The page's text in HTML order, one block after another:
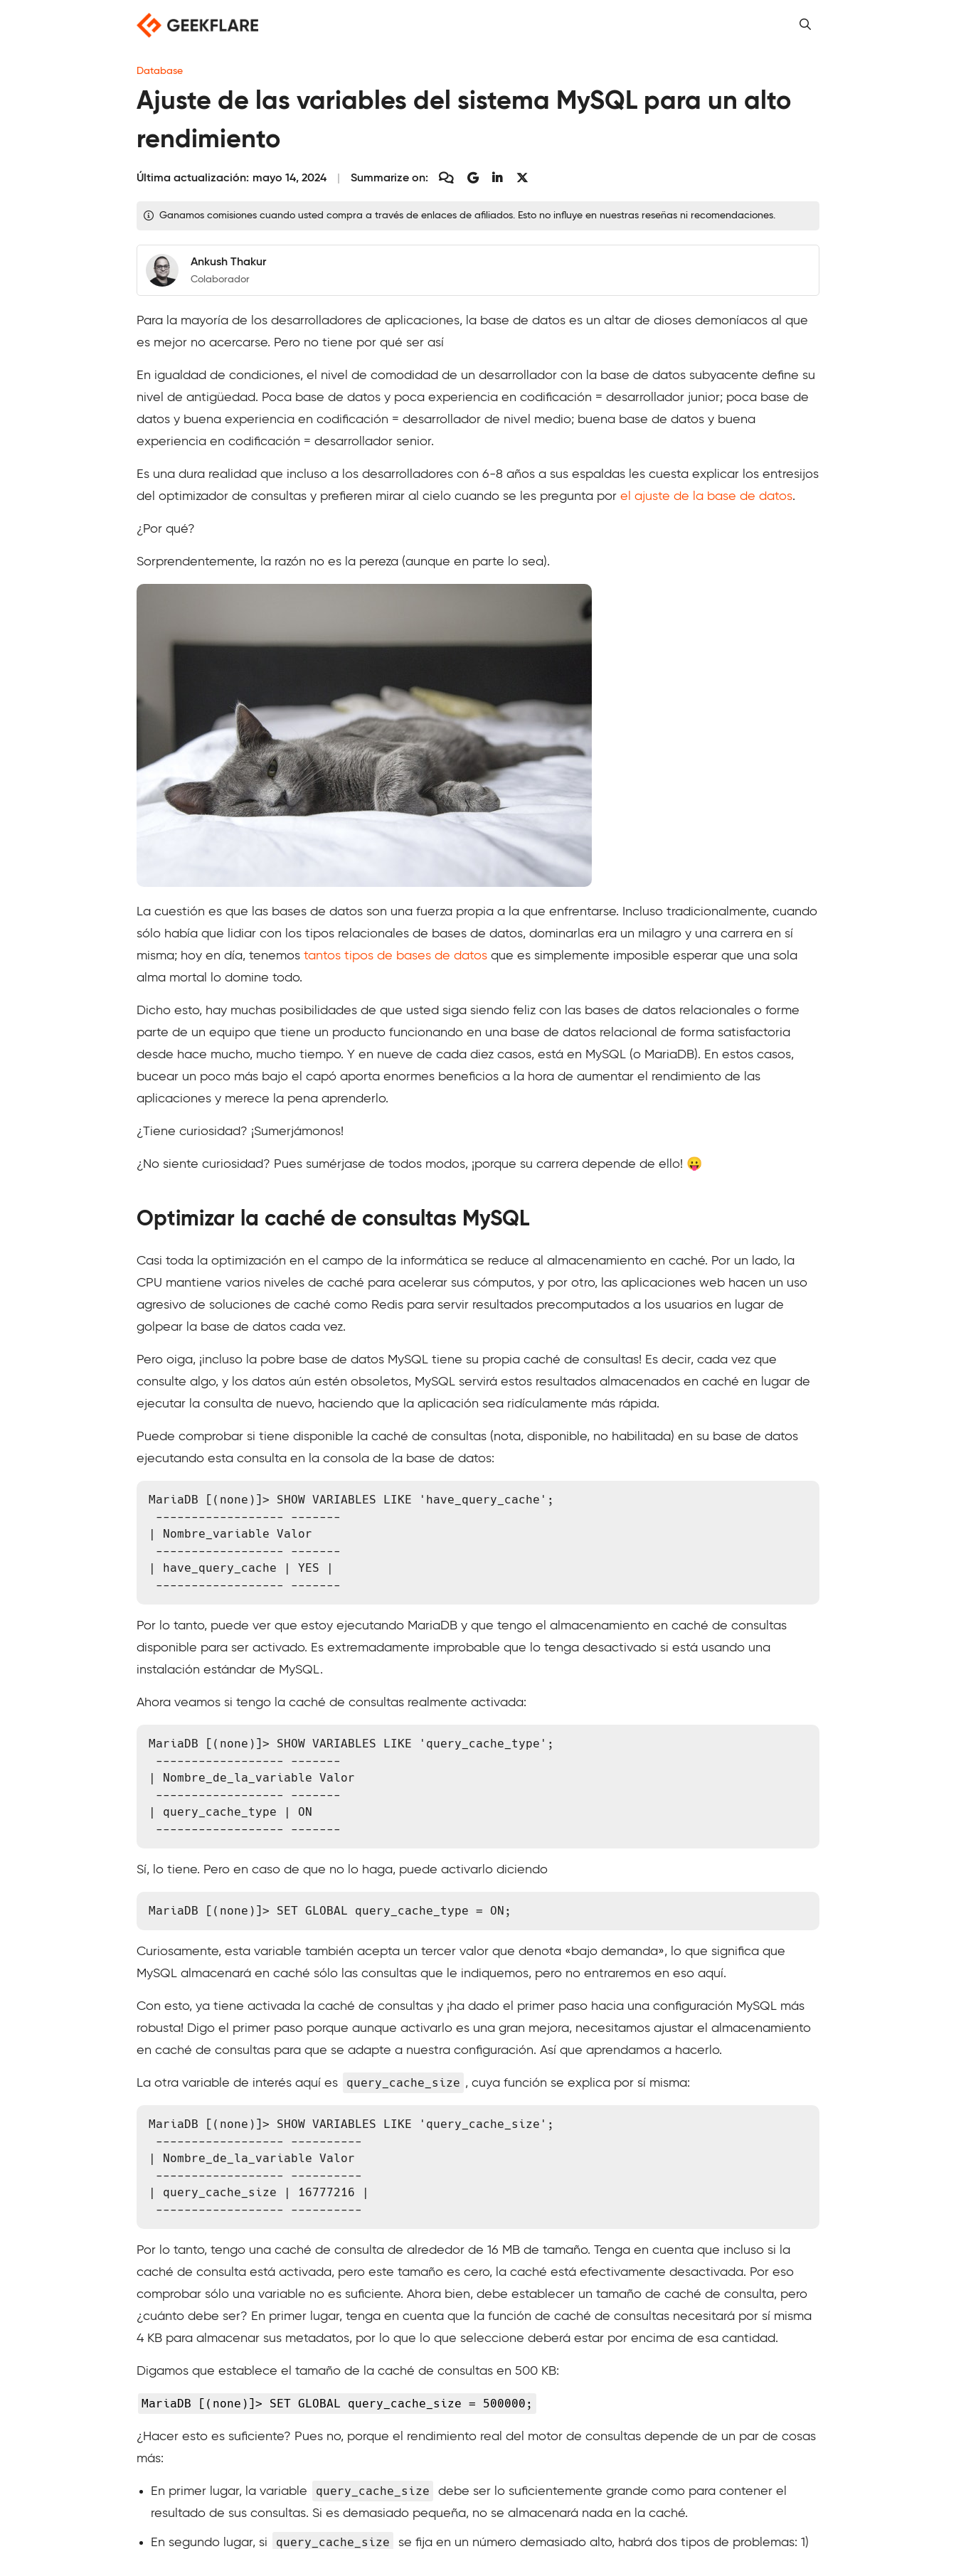
Database
Ajuste de las variables del sistema MySQL para un alto
rendimiento
Última actualización: mayo 14, 2024 Summarize on:
Ganamos comisiones cuando usted compra a través de enlaces de afiliados. Esto no influye en nuestras reseñas ni recomendaciones.
Ankush Thakur
Colaborador
Para la mayoría de los desarrolladores de aplicaciones, la base de datos es un altar de dioses demoníacos al que
es mejor no acercarse. Pero no tiene por qué ser así
En igualdad de condiciones, el nivel de comodidad de un desarrollador con la base de datos subyacente define su
nivel de antigüedad. Poca base de datos y poca experiencia en codificación = desarrollador junior; poca base de
datos y buena experiencia en codificación = desarrollador de nivel medio; buena base de datos y buena
experiencia en codificación = desarrollador senior.
Es una dura realidad que incluso a los desarrolladores con 6-8 años a sus espaldas les cuesta explicar los entresijos
del optimizador de consultas y prefieren mirar al cielo cuando se les pregunta por el ajuste de la base de datos.
¿Por qué?
Sorprendentemente, la razón no es la pereza (aunque en parte lo sea).
La cuestión es que las bases de datos son una fuerza propia a la que enfrentarse. Incluso tradicionalmente, cuando
sólo había que lidiar con los tipos relacionales de bases de datos, dominarlas era un milagro y una carrera en sí
misma; hoy en día, tenemos tantos tipos de bases de datos que es simplemente imposible esperar que una sola
alma mortal lo domine todo.
Dicho esto, hay muchas posibilidades de que usted siga siendo feliz con las bases de datos relacionales o forme
parte de un equipo que tiene un producto funcionando en una base de datos relacional de forma satisfactoria
desde hace mucho, mucho tiempo. Y en nueve de cada diez casos, está en MySQL (o MariaDB). En estos casos,
bucear un poco más bajo el capó aporta enormes beneficios a la hora de aumentar el rendimiento de las
aplicaciones y merece la pena aprenderlo.
¿Tiene curiosidad? ¡Sumerjámonos!
¿No siente curiosidad? Pues sumérjase de todos modos, ¡porque su carrera depende de ello! 😛
Optimizar la caché de consultas MySQL
Casi toda la optimización en el campo de la informática se reduce al almacenamiento en caché. Por un lado, la
CPU mantiene varios niveles de caché para acelerar sus cómputos, y por otro, las aplicaciones web hacen un uso
agresivo de soluciones de caché como Redis para servir resultados precomputados a los usuarios en lugar de
golpear la base de datos cada vez.
Pero oiga, ¡incluso la pobre base de datos MySQL tiene su propia caché de consultas! Es decir, cada vez que
consulte algo, y los datos aún estén obsoletos, MySQL servirá estos resultados almacenados en caché en lugar de
ejecutar la consulta de nuevo, haciendo que la aplicación sea ridículamente más rápida.
Puede comprobar si tiene disponible la caché de consultas (nota, disponible, no habilitada) en su base de datos
ejecutando esta consulta en la consola de la base de datos:
MariaDB [(none)]> SHOW VARIABLES LIKE 'have_query_cache';
| Nombre_variable Valor
| have_query_cache | YES |
Por lo tanto, puede ver que estoy ejecutando MariaDB y que tengo el almacenamiento en caché de consultas
disponible para ser activado. Es extremadamente improbable que lo tenga desactivado si está usando una
instalación estándar de MySQL.
Ahora veamos si tengo la caché de consultas realmente activada:
MariaDB [(none)]> SHOW VARIABLES LIKE 'query_cache_type';
| Nombre_de_la_variable Valor
| query_cache_type | ON
------------------ -------
Sí, lo tiene. Pero en caso de que no lo haga, puede activarlo diciendo
MariaDB [(none)]> SET GLOBAL query_cache_type = ON;
Curiosamente, esta variable también acepta un tercer valor que denota «bajo demanda», lo que significa que
MySQL almacenará en caché sólo las consultas que le indiquemos, pero no entraremos en eso aquí.
Con esto, ya tiene activada la caché de consultas y ¡ha dado el primer paso hacia una configuración MySQL más
robusta! Digo el primer paso porque aunque activarlo es una gran mejora, necesitamos ajustar el almacenamiento
en caché de consultas para que se adapte a nuestra configuración. Así que aprendamos a hacerlo.
La otra variable de interés aquí es query_cache_size , cuya función se explica por sí misma:
MariaDB [(none)]> SHOW VARIABLES LIKE 'query_cache_size';
| Nombre_de_la_variable Valor
| query_cache_size | 16777216 |
------------------ ----------
Por lo tanto, tengo una caché de consulta de alrededor de 16 MB de tamaño. Tenga en cuenta que incluso si la
caché de consulta está activada, pero este tamaño es cero, la caché está efectivamente desactivada. Por eso
comprobar sólo una variable no es suficiente. Ahora bien, debe establecer un tamaño de caché de consulta, pero
¿cuánto debe ser? En primer lugar, tenga en cuenta que la función de caché de consultas necesitará por sí misma
4 KB para almacenar sus metadatos, por lo que lo que seleccione deberá estar por encima de esa cantidad.
Digamos que establece el tamaño de la caché de consultas en 500 KB:
MariaDB [(none)]> SET GLOBAL query_cache_size = 500000;
¿Hacer esto es suficiente? Pues no, porque el rendimiento real del motor de consultas depende de un par de cosas
más:
En primer lugar, la variable query_cache_size
debe ser lo suficientemente grande como para contener el
resultado de sus consultas. Si es demasiado pequeña, no se almacenará nada en la caché.
En segundo lugar, si query_cache_size se fija en un número demasiado alto, habrá dos tipos de problemas: 1)